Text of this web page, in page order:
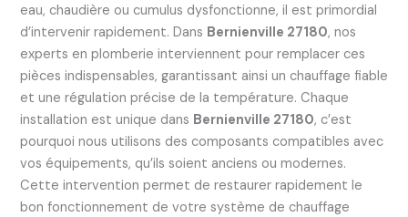
eau, chaudière ou cumulus dysfonctionne, il est primordial
d’intervenir rapidement. Dans Bernienville 27180, nos
experts en plomberie interviennent pour remplacer ces
pièces indispensables, garantissant ainsi un chauffage fiable
et une régulation précise de la température. Chaque
installation est unique dans Bernienville 27180, c’est
pourquoi nous utilisons des composants compatibles avec
vos équipements, qu’ils soient anciens ou modernes.
Cette intervention permet de restaurer rapidement le
bon fonctionnement de votre système de chauffage